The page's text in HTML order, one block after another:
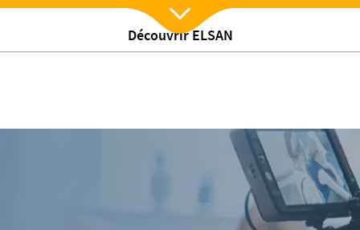
Découvrir ELSAN
Nx:Afficher menu
/Journée mondiale de l'environnement